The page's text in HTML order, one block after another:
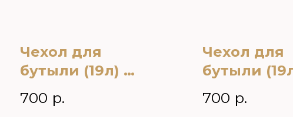
Чехол для
бутыли (19л) на
кулер для
воды под заказ
700 р.
Чехол для
бутыли
кулер цвет
выбор
700 р.